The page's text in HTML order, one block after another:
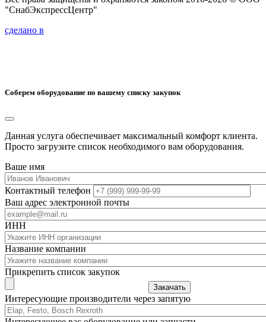
"СнабЭкспрессЦентр"
сделано в
Соберем оборудование по вашему списку закупок
Данная услуга обеспечивает максимальный комфорт клиента.
Просто загрузите список необходимого вам оборудования.
Ваше имя
Контактный телефон
Ваш адрес электронной почты
ИНН
Название компании
Прикрепить список закупок
Закачать
Интересующие производители через запятую